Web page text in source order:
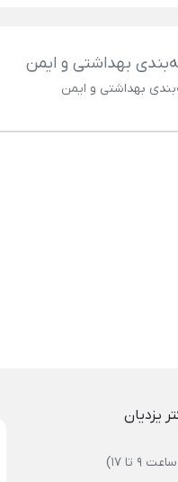
بهداشتی و ایمن
بهداشتی و ایمن
یزدیان